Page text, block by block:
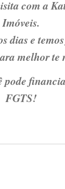
com a
Imóveis.
dias e
melhor te
pode
FGTS!